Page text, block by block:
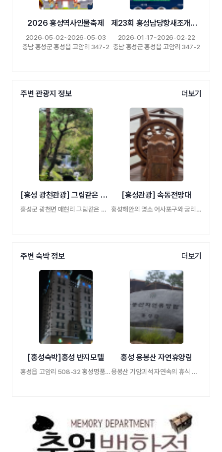
2026 홍성역사인물축제
2026-05-02~2026-05-03
충남 홍성군 홍성읍 고암리 347-2
제23회 홍성남당항새조개축제
2026-01-17~2026-02-22
충남 홍성군 홍성읍 고암리 347-2
주변 관광지 정보 더보기
[홍성 광천관광] 그림같은 수목원
홍성군 광천면 매현리 그림같은 수목원
[홍성관광] 속동전망대
홍성해안의 명소 어사포구와 궁리 중간의 임 …
주변 숙박 정보 더보기
[홍성숙박]홍성 반지모텔
홍성읍 고암리 508-32 홍성명품숙박 크고 깨끗 …
홍성 용봉산 자연휴양림
용봉산 기암괴석 자연속의 휴식 친환경숙박 …